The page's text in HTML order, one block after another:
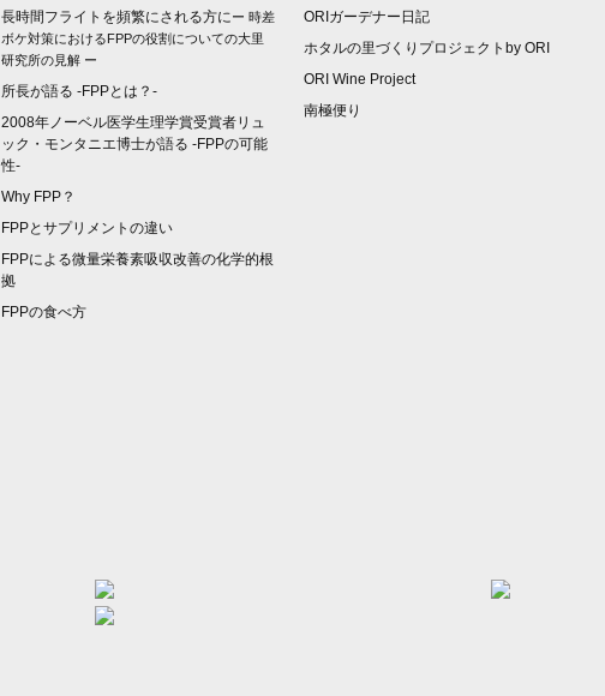
長時間フライトを頻繁にされる方にー 時差
ボケ対策におけるFPPの役割についての大里
研究所の見解 ー
所長が語る -FPPとは？-
2008年ノーベル医学生理学賞受賞者リュ
ック・モンタニエ博士が語る -FPPの可能
性-
Why FPP？
FPPとサプリメントの違い
FPPによる微量栄養素吸収改善の化学的根
拠
FPPの食べ方
ORIガーデナー日記
ホタルの里づくりプロジェクトby ORI
ORI Wine Project
南極便り